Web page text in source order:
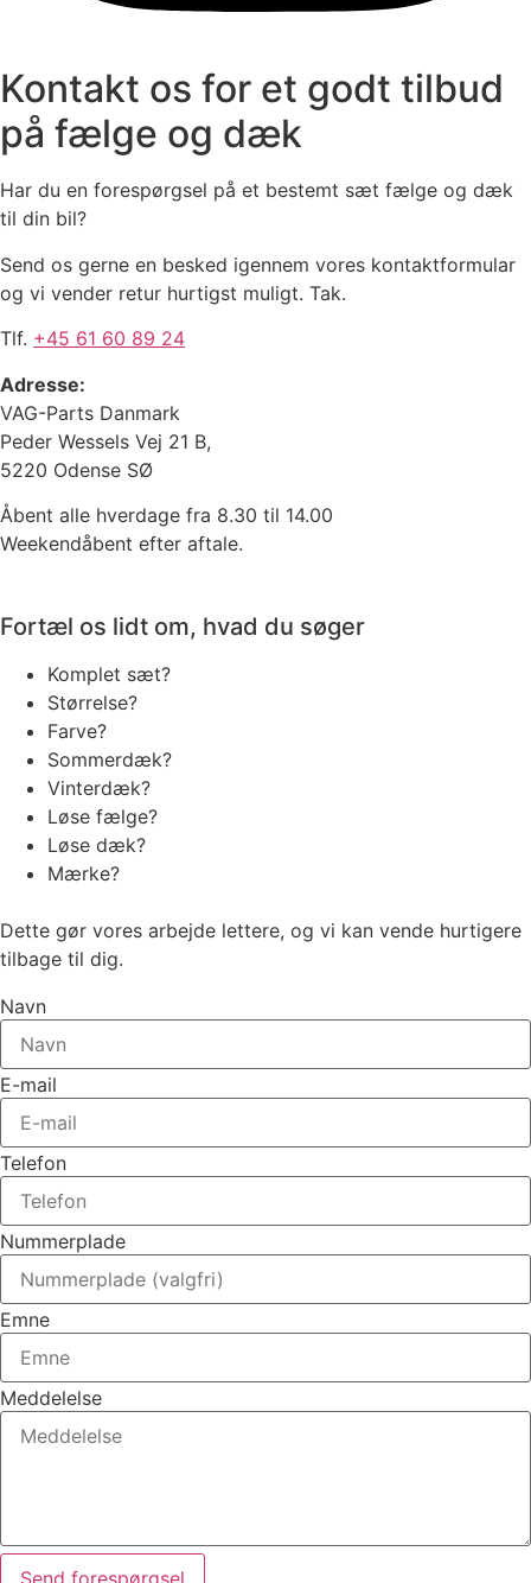
Kontakt os for et godt tilbud
på fælge og dæk
Har du en forespørgsel på et bestemt sæt fælge og dæk
til din bil?
Send os gerne en besked igennem vores kontaktformular
og vi vender retur hurtigst muligt. Tak.
Tlf. +45 61 60 89 24
Adresse:
VAG-Parts Danmark
Peder Wessels Vej 21 B,
5220 Odense SØ
Åbent alle hverdage fra 8.30 til 14.00
Weekendåbent efter aftale.
Fortæl os lidt om, hvad du søger
Komplet sæt?
Størrelse?
Farve?
Sommerdæk?
Vinterdæk?
Løse fælge?
Løse dæk?
Mærke?
Dette gør vores arbejde lettere, og vi kan vende hurtigere
tilbage til dig.
Navn
E-mail
Telefon
Nummerplade
Emne
Meddelelse
Send forespørgsel